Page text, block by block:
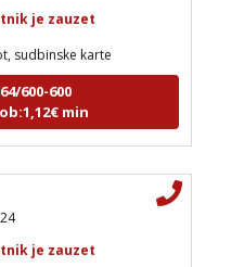
je zauzet
sudbinske karte
600-600
min
je zauzet